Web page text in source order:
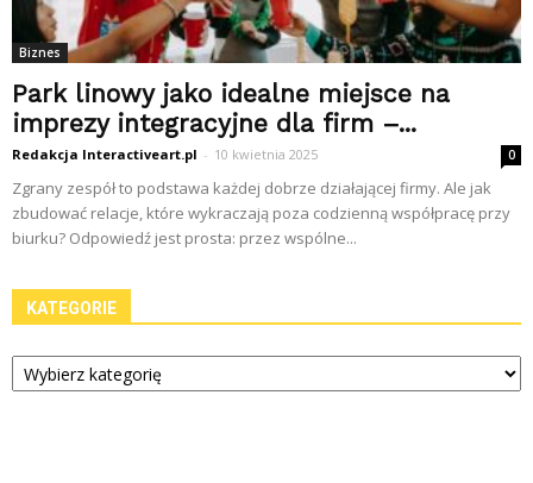
Biznes
Park linowy jako idealne miejsce na
imprezy integracyjne dla firm –...
Redakcja Interactiveart.pl - 10 kwietnia 2025 0
Zgrany zespół to podstawa każdej dobrze działającej firmy. Ale jak
zbudować relacje, które wykraczają poza codzienną współpracę przy
biurku? Odpowiedź jest prosta: przez wspólne...
KATEGORIE
Kategorie